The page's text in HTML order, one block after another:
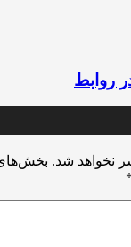
روابط
نخواهد شد. بخش‌های
*